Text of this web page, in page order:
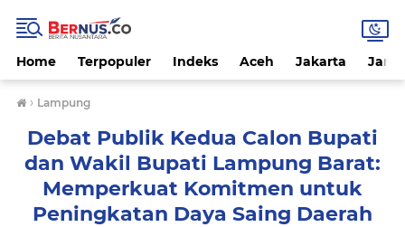
Home Terpopuler Indeks Aceh Jakarta
› Lampung
Debat Publik Kedua Calon Bupati
dan Wakil Bupati Lampung Barat:
Memperkuat Komitmen untuk
Peningkatan Daya Saing Daerah